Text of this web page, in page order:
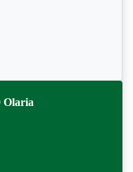
Olaria